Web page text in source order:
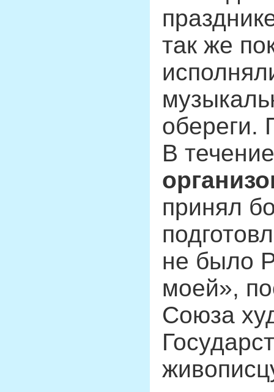
так же
обереги.
В
принял
не было
моей»,
Союза